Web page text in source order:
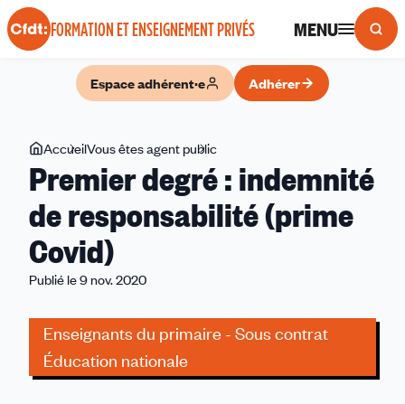
Panneau de gestion des cookies
FORMATION ET ENSEIGNEMENT PRIVÉS MENU
Espace adhérent·e Adhérer
Vous
êtes
ici
AccueilVous êtes agent public
degré
:
indemnité
Premier degré : indemnité
de responsabilité (prime
Covid)
Publié le 9 nov. 2020
Enseignants du primaire - Sous contrat
Éducation nationale